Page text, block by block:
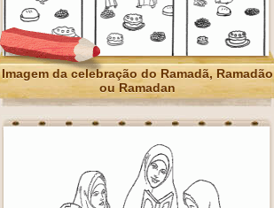
Imagem da celebração do Ramadã, Ramadão
ou Ramadan